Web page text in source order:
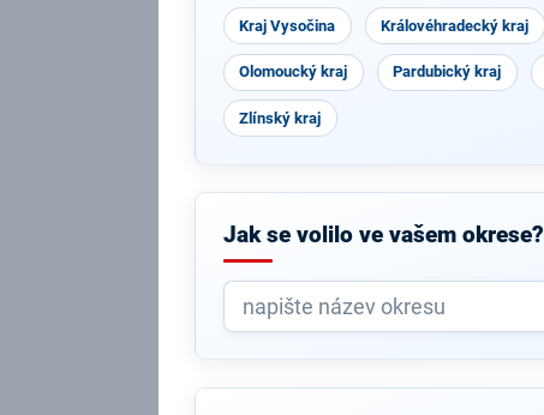
Kraj Vysočina Královéhradecký kraj
Olomoucký kraj Pardubický kraj
Zlínský kraj
Jak se volilo ve vašem okrese?